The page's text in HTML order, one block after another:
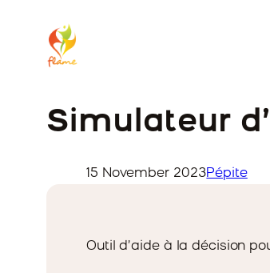
Simulateur
15 November 2023Pépite
Outil d’aide à la décision